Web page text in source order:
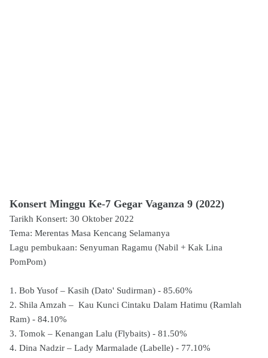
Konsert Minggu Ke-7 Gegar Vaganza 9 (2022)
Tarikh Konsert: 30 Oktober 2022
Tema: Merentas Masa Kencang Selamanya
Lagu pembukaan: Senyuman Ragamu (Nabil + Kak Lina
PomPom)
1. Bob Yusof – Kasih (Dato' Sudirman) - 85.60%
2. Shila Amzah – Kau Kunci Cintaku Dalam Hatimu (Ramlah
Ram) - 84.10%
3. Tomok – Kenangan Lalu (Flybaits) - 81.50%
4. Dina Nadzir – Lady Marmalade (Labelle) - 77.10%